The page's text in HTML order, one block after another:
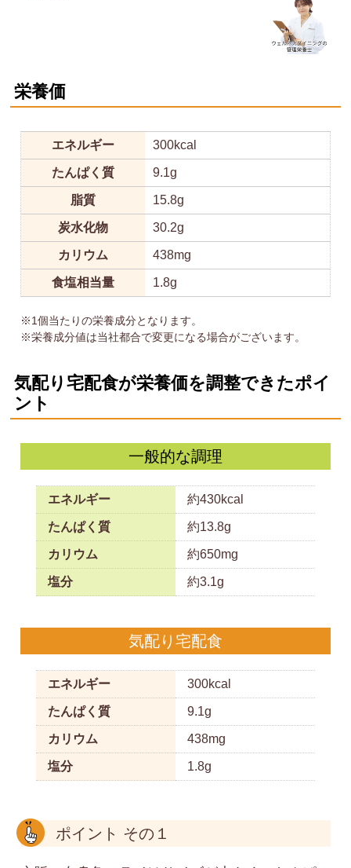
栄養価
エネルギー 300kcal
たんぱく質 9.1g
脂質 15.8g
炭水化物 30.2g
カリウム 438mg
食塩相当量 1.8g
※1個当たりの栄養成分となります。
※栄養成分値は当社都合で変更になる場合がございます。
気配り宅配食が栄養価を調整できたポイ
ント
一般的な調理
エネルギー 約430kcal
たんぱく質 約13.8g
カリウム 約650mg
塩分 約3.1g
気配り宅配食
エネルギー 300kcal
たんぱく質 9.1g
カリウム 438mg
塩分 1.8g
ポイント その１